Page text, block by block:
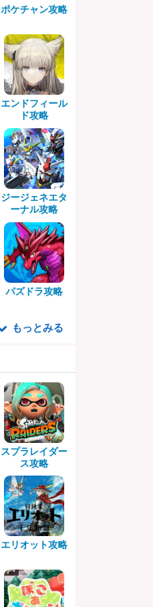
ポケチャン攻略
エンドフィール
ド攻略
ジージェネエタ
ーナル攻略
パズドラ攻略
もっとみる
スプラレイダー
ス攻略
エリオット攻略